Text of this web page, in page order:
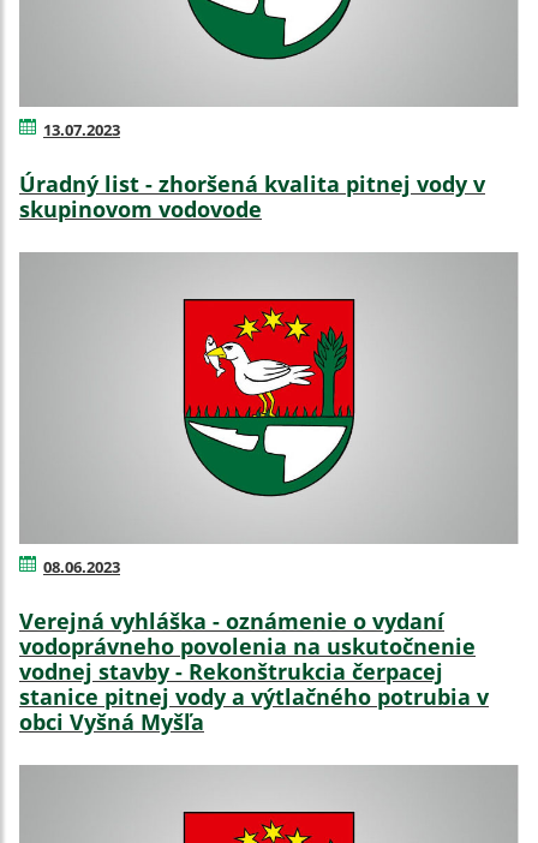
13.07.2023
Úradný list - zhoršená kvalita pitnej vody v
skupinovom vodovode
08.06.2023
Verejná vyhláška - oznámenie o vydaní
vodoprávneho povolenia na uskutočnenie
vodnej stavby - Rekonštrukcia čerpacej
stanice pitnej vody a výtlačného potrubia v
obci Vyšná Myšľa